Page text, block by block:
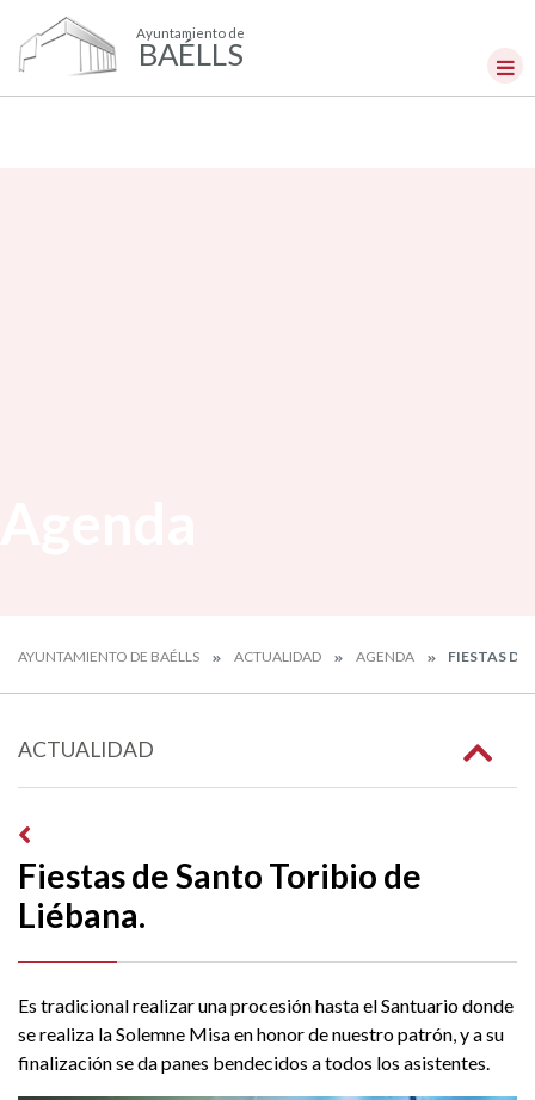
Ayuntamiento de
BAÉLLS
AYUNTAMIENTO DE BAÉLLS ACTUALIDAD AGENDA FIESTAS
ACTUALIDAD
Fiestas de Santo Toribio de
Liébana.
Es tradicional realizar una procesión hasta el Santuario donde
se realiza la Solemne Misa en honor de nuestro patrón, y a su
finalización se da panes bendecidos a todos los asistentes.